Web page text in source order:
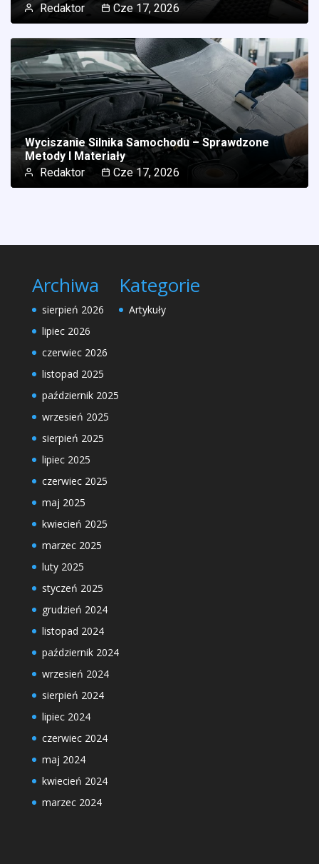
Redaktor
Cze 17, 2026
Wyciszanie Silnika Samochodu – Sprawdzone
Metody I Materiały
Redaktor
Cze 17, 2026
Archiwa
sierpień 2026
lipiec 2026
czerwiec 2026
listopad 2025
październik 2025
wrzesień 2025
sierpień 2025
lipiec 2025
czerwiec 2025
maj 2025
kwiecień 2025
marzec 2025
luty 2025
styczeń 2025
grudzień 2024
listopad 2024
październik 2024
wrzesień 2024
sierpień 2024
lipiec 2024
czerwiec 2024
maj 2024
kwiecień 2024
marzec 2024
Kategorie
Artykuły